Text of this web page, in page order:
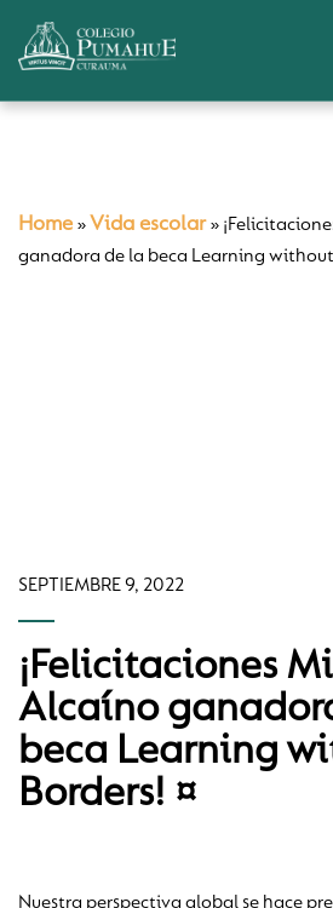
Home » Vida escolar»
ganadora de la beca Learning without
SEPTIEMBRE 9, 2022
¡Felicitaciones
Alcaíno
beca Learning
Borders! ¤
Nuestra perspectiva global se hace